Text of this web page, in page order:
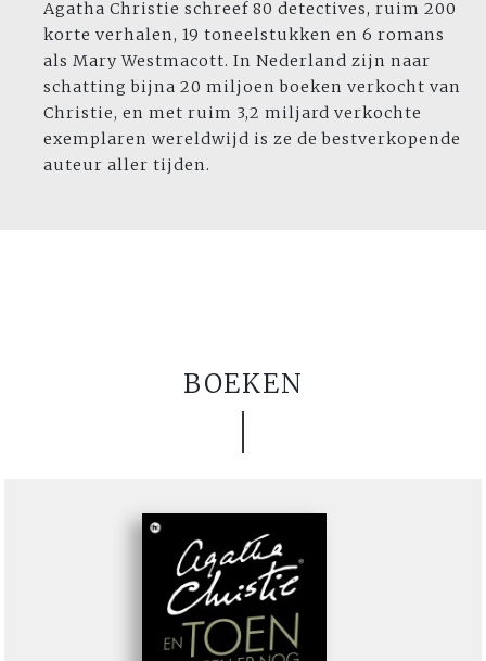
Agatha Christie schreef 80 detectives, ruim 200
korte verhalen, 19 toneelstukken en 6 romans
als Mary Westmacott. In Nederland zijn naar
schatting bijna 20 miljoen boeken verkocht van
Christie, en met ruim 3,2 miljard verkochte
exemplaren wereldwijd is ze de bestverkopende
auteur aller tijden.
BOEKEN